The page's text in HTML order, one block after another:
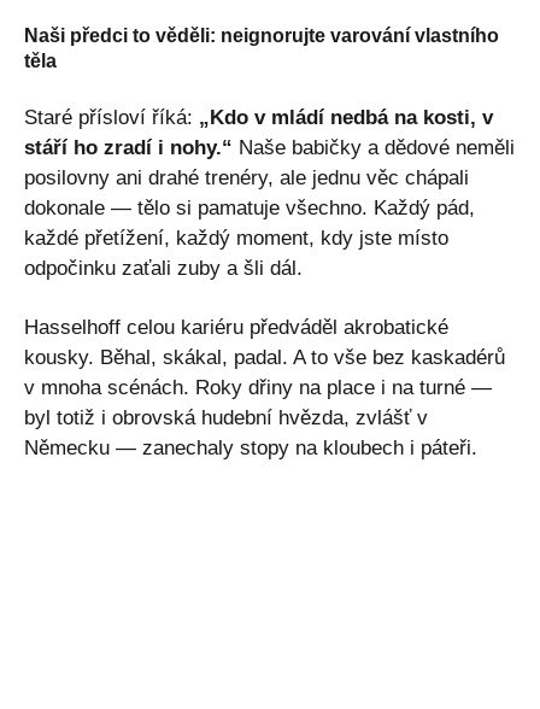
Naši předci to věděli: neignorujte varování vlastního
těla
Staré přísloví říká: „Kdo v mládí nedbá na kosti, v
stáří ho zradí i nohy.“ Naše babičky a dědové neměli
posilovny ani drahé trenéry, ale jednu věc chápali
dokonale — tělo si pamatuje všechno. Každý pád,
každé přetížení, každý moment, kdy jste místo
odpočinku zaťali zuby a šli dál.
Hasselhoff celou kariéru předváděl akrobatické
kousky. Běhal, skákal, padal. A to vše bez kaskadérů
v mnoha scénách. Roky dřiny na place i na turné —
byl totiž i obrovská hudební hvězda, zvlášť v
Německu — zanechaly stopy na kloubech i páteři.